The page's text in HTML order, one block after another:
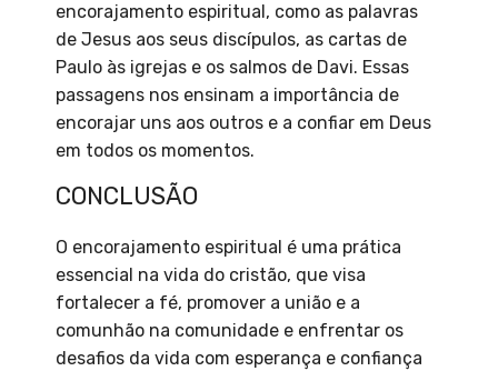
encorajamento espiritual, como as palavras
de Jesus aos seus discípulos, as cartas de
Paulo às igrejas e os salmos de Davi. Essas
passagens nos ensinam a importância de
encorajar uns aos outros e a confiar em Deus
em todos os momentos.
CONCLUSÃO
O encorajamento espiritual é uma prática
essencial na vida do cristão, que visa
fortalecer a fé, promover a união e a
comunhão na comunidade e enfrentar os
desafios da vida com esperança e confiança